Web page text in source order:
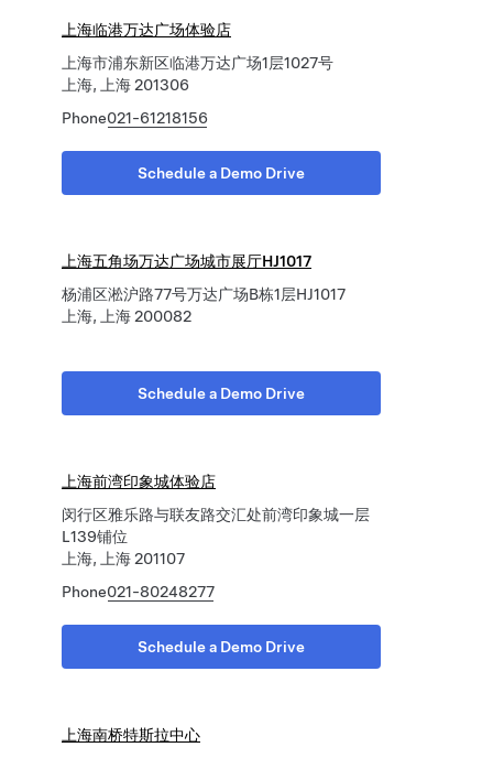
上海临港万达广场体验店
上海市浦东新区临港万达广场1层1027号
上海, 上海 201306
Phone021-61218156
Schedule a Demo Drive
上海五角场万达广场城市展厅HJ1017
杨浦区淞沪路77号万达广场B栋1层HJ1017
上海, 上海 200082
Schedule a Demo Drive
上海前湾印象城体验店
闵行区雅乐路与联友路交汇处前湾印象城一层
L139铺位
上海, 上海 201107
Phone021-80248277
Schedule a Demo Drive
上海南桥特斯拉中心